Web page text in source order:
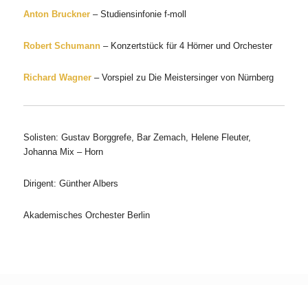
Anton Bruckner– Studiensinfonie f-moll
Robert Schumann– Konzertstück für 4 Hörner und Orchester
Richard Wagner– Vorspiel zu Die Meistersinger von Nürnberg
Solisten: Gustav Borggrefe, Bar Zemach, Helene Fleuter,
Johanna Mix – Horn
Dirigent: Günther Albers
Akademisches Orchester Berlin